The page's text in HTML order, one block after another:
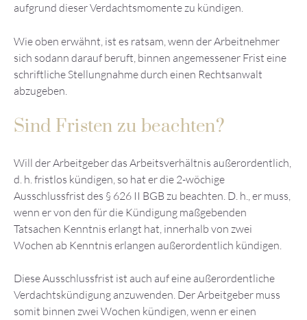
aufgrund dieser Verdachtsmomente zu kündigen.
Wie oben erwähnt, ist es ratsam, wenn der Arbeitnehmer
sich sodann darauf beruft, binnen angemessener Frist eine
schriftliche Stellungnahme durch einen Rechtsanwalt
abzugeben.
Sind Fristen zu beachten?
Will der Arbeitgeber das Arbeitsverhältnis außerordentlich,
d. h. fristlos kündigen, so hat er die 2-wöchige
Ausschlussfrist des § 626 II BGB zu beachten. D. h., er muss,
wenn er von den für die Kündigung maßgebenden
Tatsachen Kenntnis erlangt hat, innerhalb von zwei
Wochen ab Kenntnis erlangen außerordentlich kündigen.
Diese Ausschlussfrist ist auch auf eine außerordentliche
Verdachtskündigung anzuwenden. Der Arbeitgeber muss
somit binnen zwei Wochen kündigen, wenn er einen